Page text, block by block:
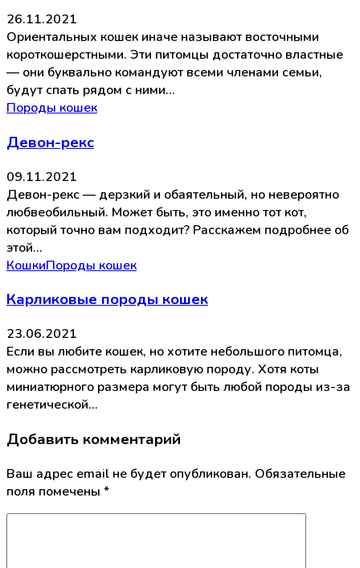
26.11.2021
Ориентальных кошек иначе называют восточными
короткошерстными. Эти питомцы достаточно властные
— они буквально командуют всеми членами семьи,
будут спать рядом с ними…
Породы кошек
Девон-рекс
09.11.2021
Девон-рекс — дерзкий и обаятельный, но невероятно
любвеобильный. Может быть, это именно тот кот,
который точно вам подходит? Расскажем подробнее об
этой…
КошкиПороды кошек
Карликовые породы кошек
23.06.2021
Если вы любите кошек, но хотите небольшого питомца,
можно рассмотреть карликовую породу. Хотя коты
миниатюрного размера могут быть любой породы из-за
генетической…
Добавить комментарий
Ваш адрес email не будет опубликован. Обязательные
поля помечены *